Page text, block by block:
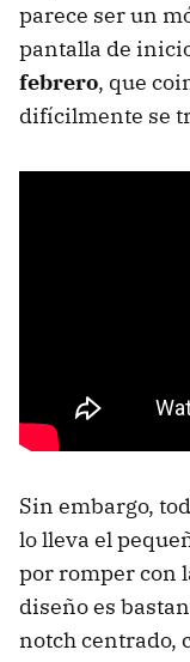
parece ser un
pantalla de
febrero, que
difícilmente se
Sin embargo,
lo lleva el
por romper con
diseño es
notch centrado,